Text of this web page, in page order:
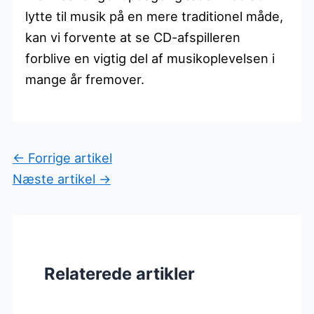
lytte til musik på en mere traditionel måde,
kan vi forvente at se CD-afspilleren
forblive en vigtig del af musikoplevelsen i
mange år fremover.
← Forrige artikel
Næste artikel →
Relaterede artikler